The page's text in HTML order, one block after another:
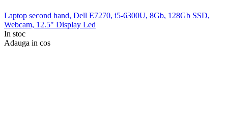
Laptop second hand, Dell E7270, i5-6300U, 8Gb, 128Gb SSD,
Webcam, 12.5" Display Led
In stoc
Adauga in cos